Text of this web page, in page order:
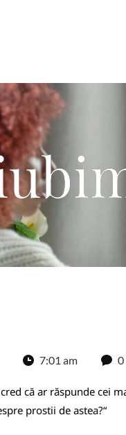
7:01 am 0
că ar răspunde cei
prostii de astea?“